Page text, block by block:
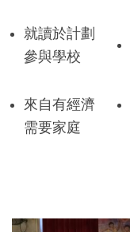
就讀於計劃
參與學校
來自有經濟
需要家庭